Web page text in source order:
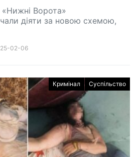
Ворота»
діяти за новою схемою,
02-06
Кримінал Суспільство